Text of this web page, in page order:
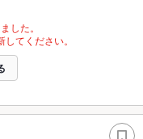
した。
てください。